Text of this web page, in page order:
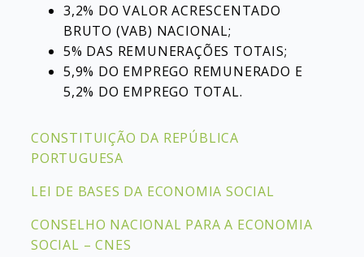
3,2% DO VALOR ACRESCENTADO
BRUTO (VAB) NACIONAL;
5% DAS REMUNERAÇÕES TOTAIS;
5,9% DO EMPREGO REMUNERADO E
5,2% DO EMPREGO TOTAL.
CONSTITUIÇÃO DA REPÚBLICA
PORTUGUESA
LEI DE BASES DA ECONOMIA SOCIAL
CONSELHO NACIONAL PARA A ECONOMIA
SOCIAL – CNES